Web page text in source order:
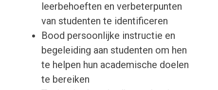
leerbehoeften en verbeterpunten
van studenten te identificeren
Bood persoonlijke instructie en
begeleiding aan studenten om hen
te helpen hun academische doelen
te bereiken